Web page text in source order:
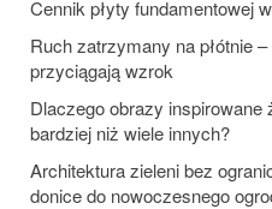
Cennik płyty fundamentowej
Ruch zatrzymany na płótnie
przyciągają wzrok
Dlaczego obrazy
bardziej niż wiele innych?
Architektura zieleni bez
donice do nowoczesnego